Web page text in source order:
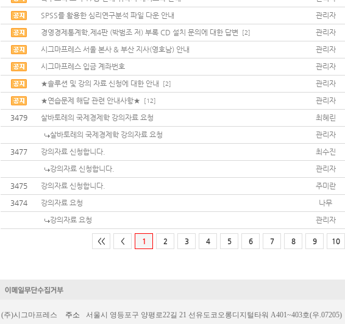
SPSS를 활용한 심리연구분석 파일 다운 안내
관리자
경영경제통계학,제4판 (박범조 저) 부록 CD 설치 문의에 대한 답변 [2] 관리자
시그마프레스 서울 본사 & 부산 지사(영호남) 안내
관리자
시그마프레스 입금 계좌번호
관리자
★솔루션 및 강의 자료 신청에 대한 안내 [2] 관리자
★연습문제 해답 관련 안내사항★ [12] 관리자
3479
살바토레의 국제경제학 강의자료 요청 최혜린
살바토레의 국제경제학 강의자료 요청
관리자
3477
강의자료 신청합니다. 최수진
강의자료 신청합니다.
관리자
3475
강의자료 신청합니다. 주미란
3474
강의자료 요청 나무
강의자료 요청
관리자
<< < 1 2 3 4 5 6 7 8 9 10
(주)시그마프레스 주소
서울시 영등포구 양평로22길 21 선유도코오롱디지털타워 A401~403호(우.07205)